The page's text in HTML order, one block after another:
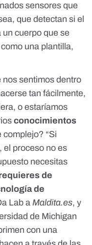
sensores que
que detectan si el
cuerpo que se
una plantilla,
nos sentimos dentro
tan fácilmente,
o estaríamos
conocimientos
complejo? “Si
el proceso no es
necesitas
de
de
Lab a Maldita.es, y
de Michigan
con una